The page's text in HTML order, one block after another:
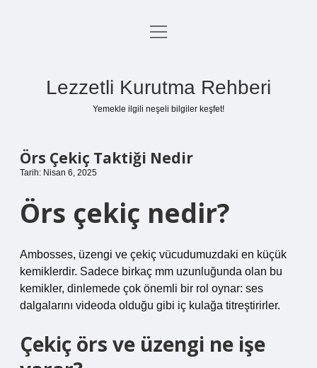
Anasayfa
menüyü
Lezzetli Kurutma Rehberi
Yemekle ilgili neşeli bilgiler keşfet!
Örs Çekiç Taktiği Nedir
Tarih: Nisan 6, 2025
Örs çekiç nedir?
Ambosses, üzengi ve çekiç vücudumuzdaki en küçük
kemiklerdir. Sadece birkaç mm uzunluğunda olan bu
kemikler, dinlemede çok önemli bir rol oynar: ses
dalgalarını videoda olduğu gibi iç kulağa titreştirirler.
Çekiç örs ve üzengi ne işe